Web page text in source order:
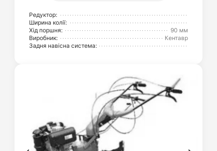
Редуктор:
Ширина колії:
Хід поршня:
90 мм
Виробник:
Кентавр
Задня навісна система: